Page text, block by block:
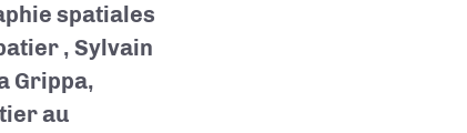
spatiales
, Sylvain
Grippa,
au